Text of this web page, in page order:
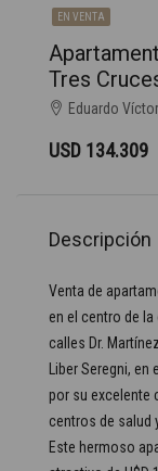
EN VENTA
Tres
Eduardo
USD 134.309
Descripción
Venta de
en el centro de
calles Dr.
Liber Seregni,
por su excelente
centros de salud
Este hermoso